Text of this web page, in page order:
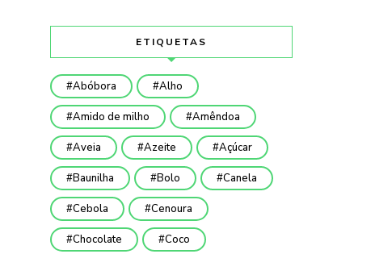
ETIQUETAS
Abóbora Alho
Amido de milho Amêndoa
Aveia Azeite Açúcar
Baunilha Bolo Canela
Cebola Cenoura
Chocolate Coco